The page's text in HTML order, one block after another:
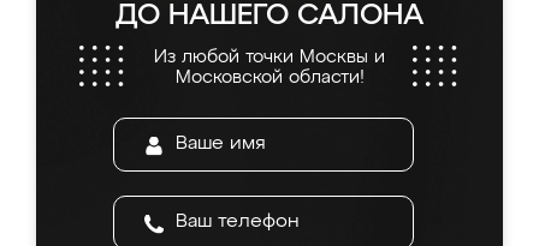
ДО НАШЕГО САЛОНА
Из любой точки Москвы и
Московской области!